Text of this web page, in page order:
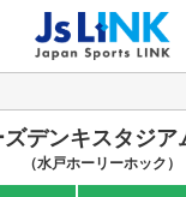
デンキスタジア
（水戸ホーリーホック）